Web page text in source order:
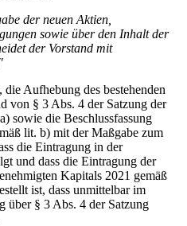
der neuen Aktien,
sowie über den Inhalt der
der Vorstand mit
Aufhebung des bestehenden
von § 3 Abs. 4 der Satzung der
sowie die Beschlussfassung
lit. b) mit der Maßgabe zum
die Eintragung in der
und dass die Eintragung der
Kapitals 2021 gemäß
ist, dass unmittelbar im
über § 3 Abs. 4 der Satzung